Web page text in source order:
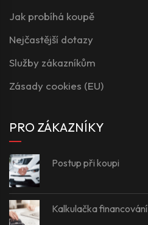
Jak probíhá koupě
Nejčastější dotazy
Služby zákazníkům
Zásady cookies (EU)
PRO ZÁKAZNÍKY
Postup při koupi
Kalkulačka financování